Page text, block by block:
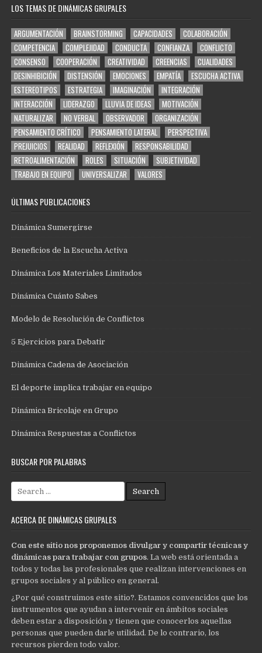
LOS TEMAS DE DINÁMICAS GRUPALES
ARGUMENTACIÓN BRAINSTORMING CAPACIDADES
COLABORACIÓN
COMPETENCIA
COMPLEJIDAD CONDUCTA CONFIANZA
CONFLICTO
CONSENSO
COOPERACIÓN CREATIVIDAD CREENCIAS
CUALIDADES
DESINHIBICIÓN
DISTENSIÓN EMOCIONES EMPATÍA
ESCUCHA ACTIVA
ESTEREOTIPOS
ESTRATEGIA IMAGINACIÓN
INTEGRACIÓN
INTERACCIÓN
LIDERAZGO LLUVIA DE IDEAS
MOTIVACIÓN
NATURALIZAR
NO VERBAL OBSERVADOR
ORGANIZACIÓN
PENSAMIENTO CRÍTICO
PENSAMIENTO LATERAL
PERSPECTIVA
PREJUICIOS
REALIDAD REFLEXIÓN
RESPONSABILIDAD
RETROALIMENTACIÓN
ROLES SITUACIÓN
SUBJETIVIDAD
TRABAJO EN EQUIPO
UNIVERSALIZAR VALORES
ÚLTIMAS PUBLICACIONES
Dinámica Sumergirse
Beneficios de la Escucha Activa
Dinámica Los Materiales Limitados
Dinámica Cuánto Sabes
Modelo de Resolución de Conflictos
5 Ejercicios para Debatir
Dinámica Cadena de Asociación
El deporte implica trabajar en equipo
Dinámica Bricolaje en Grupo
Dinámica Respuestas a Conflictos
BUSCAR POR PALABRAS
Search
for:
ACERCA DE DINÁMICAS GRUPALES
Con este sitio nos proponemos divulgar y compartir técnicas y
dinámicas para trabajar con grupos. La web está orientada a
todos y todas las profesionales que realizan intervenciones en
grupos sociales y al público en general.
¿Por qué construimos este sitio?. Estamos convencidos que los
instrumentos que ayudan a intervenir en ámbitos sociales
deben estar a disposición y tienen que conocerlos aquellas
personas que pueden darle utilidad. De lo contrario, los
recursos pierden todo valor.